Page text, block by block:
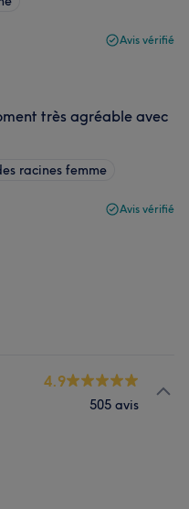
Avis vérifié
très agréable avec
racines femme
Avis vérifié
4.9
505 avis